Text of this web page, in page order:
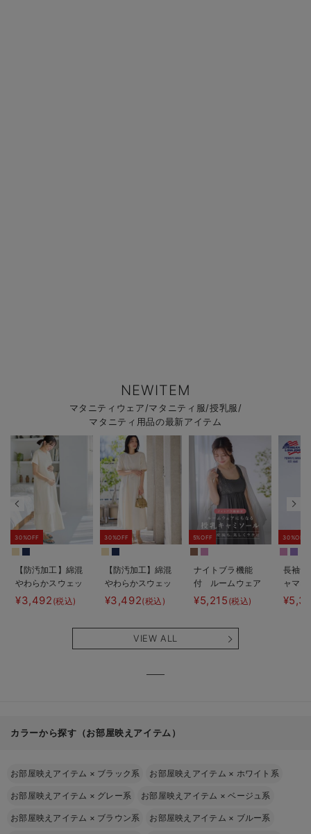
NEWITEM
マタニティウェア/マタニティ服/授乳服/
マタニティ用品の最新アイテム
30%OFF
【防汚加工】綿混
やわらかスウェッ
ト半袖ティアード
ネグリジェ マタ
¥3,492 (税込)
30%OFF
【防汚加工】綿混
やわらかスウェッ
ト半袖フレアワン
ピース マタニテ
も長く使える】
¥3,492(税込)
5%OFF
ナイトブラ機能
付 ルームウェア
にもなる授乳キャ
ミソール
¥5,215 (税込)
30%OFF
長袖サ
ャマ
ェー
VIEW ALL
カラーから探す（お部屋映えアイテム）
お部屋映えアイテム × ブラック系 お部屋映えアイテム × ホワイト系
お部屋映えアイテム × グレー系 お部屋映えアイテム ×ベージュ系
お部屋映えアイテム × ブラウン系 お部屋映えアイテム × ブルー系